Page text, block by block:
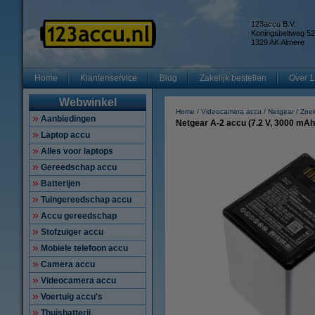
123accu B.V.
Koningsbeltweg 52
1329 AK Almere
Home Klantenservice Blog Zakelijk bestellen Over
Webwinkel
Aanbiedingen
Laptop accu
Alles voor laptops
Gereedschap accu
Batterijen
Tuingereedschap accu
Accu gereedschap
Stofzuiger accu
Mobiele telefoon accu
Camera accu
Videocamera accu
Voertuig accu's
Thuisbatterij
Home Videocamera accu Netgear
Netgear A-2 accu (7.2 V, 3000